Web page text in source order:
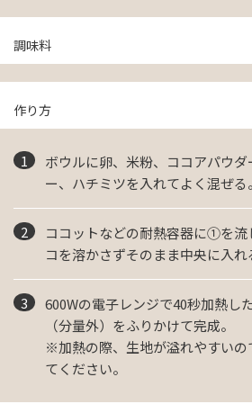
調味料
作り方
ボウルに卵、米粉、ココアパウ
ー、ハチミツを入れてよく混ぜる。
ココットなどの耐熱容器に①を流
コを溶かさずそのまま中央に入れ
600Wの電子レンジで40秒加熱し
（分量外）をふりかけて完成。
※加熱の際、生地が溢れやすいの
てください。